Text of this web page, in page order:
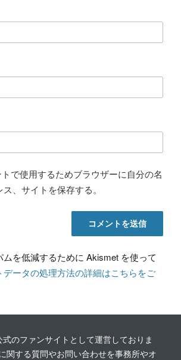
で使用するためブラウザーに自分の名
、サイトを保存する。
ムを低減するために Akismet を使って
データの処理方法の詳細はこちらをご
のファンサイトとして運営しておりま
関する質問やお問い合わせを事務所やオ